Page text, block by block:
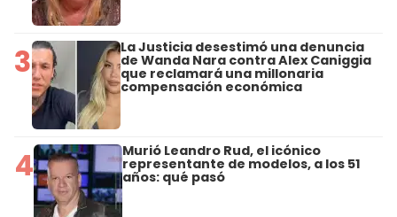
3 La Justicia desestimó una denuncia
de Wanda Nara contra Alex Caniggia
que reclamará una millonaria
compensación económica
4 Murió Leandro Rud, el icónico
representante de modelos, a los 51
años: qué pasó